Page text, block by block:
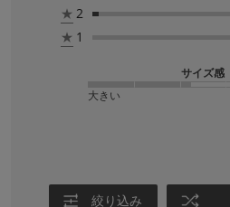
★ 2
★ 1
サイズ感
大きい
絞り込み